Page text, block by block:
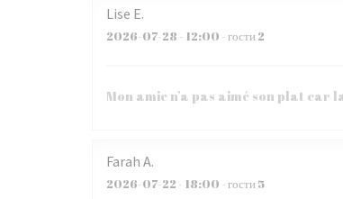
Lise E
2026-07-28 - 12:00 - гости 2
Mon amie n’a pas aimé son plat car
Farah A
2026-07-22 - 18:00 - гости 5